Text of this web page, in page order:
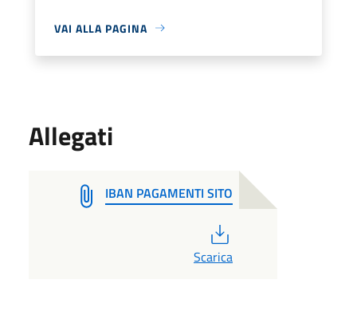
VAI ALLA PAGINA
Allegati
IBAN PAGAMENTI SITO
Scarica